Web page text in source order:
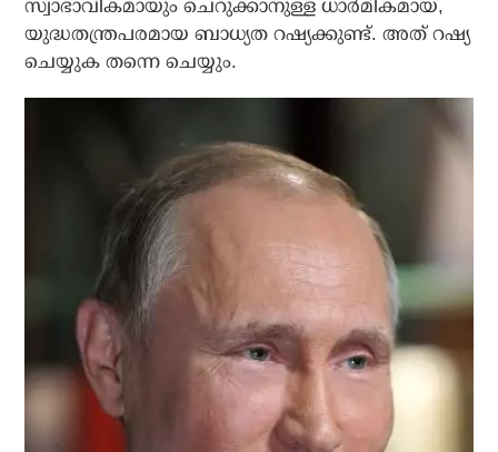
സ്വാഭാവികമായും ചെറുക്കാനുള്ള ധാര്‍മികമായ,
യുദ്ധതന്ത്രപരമായ ബാധ്യത റഷ്യക്കുണ്ട്. അത് റഷ്യ
ചെയ്യുക തന്നെ ചെയ്യും.